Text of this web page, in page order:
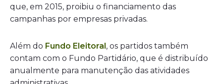
que, em 2015, proibiu o financiamento das
campanhas por empresas privadas.
Além do Fundo Eleitoral , os partidos também
contam com o Fundo Partidário, que é distribuído
anualmente para manutenção das atividades